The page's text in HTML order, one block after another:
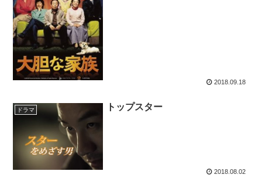
2018.09.18
ドラマ トップスター
2018.08.02